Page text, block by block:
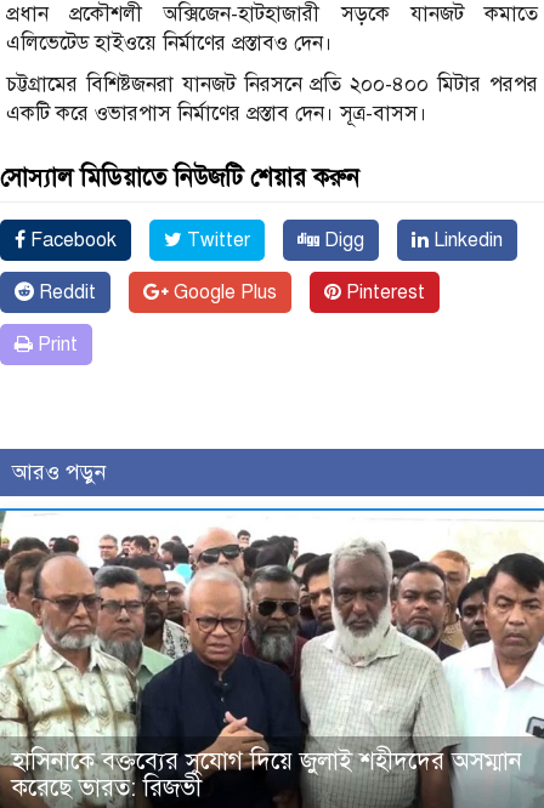
প্রধান প্রকৌশলী অক্সিজেন-হাটহাজারী সড়কে যানজট কমাতে
এলিভেটেড হাইওয়ে নির্মাণের প্রস্তাবও দেন।
চট্টগ্রামের বিশিষ্টজনরা যানজট নিরসনে প্রতি ২০০-৪০০ মিটার পরপর
একটি করে ওভারপাস নির্মাণের প্রস্তাব দেন। সূত্র-বাসস।
সোস্যাল মিডিয়াতে নিউজটি শেয়ার করুন
Facebook Twitter Digg Linkedin
Reddit Google Plus Pinterest
Print
আরও পড়ুন
হাসিনাকে বক্তব্যের সুযোগ দিয়ে জুলাই শহীদদের অসম্মান
করেছে ভারত: রিজভী